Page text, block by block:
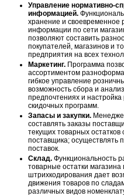
Управление нормативно-
информацией.
хранение и своевременное
информации по сети
позволяют составить
покупателей, магазинов и
предприятия на всех
Маркетинг. Программа
ассортиментом
гибкое управление
возможность сбора и
предпочтениях и
скидочных программ.
Запасы и закупки.
составлять заказы
текущих товарных остатков
поставщика; осуществлять
поставок.
Склад. Функциональность
товарные остатки магазина
штрихкодирования дает
движения товаров по
различных видов